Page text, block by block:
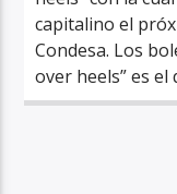
capitalino el
Condesa. Los
over heels” es